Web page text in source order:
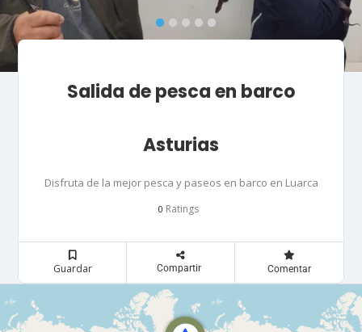
Salida de pesca en barco
Asturias
Disfruta de la mejor pesca y paseos en barco en Luarca
0 Ratings
Guardar Compartir Comentar